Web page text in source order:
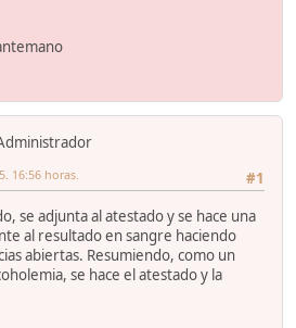
#1
16:56 horas.
se adjunta al atestado y se hace una
al resultado en sangre haciendo
abiertas. Resumiendo, como un
se hace el atestado y la